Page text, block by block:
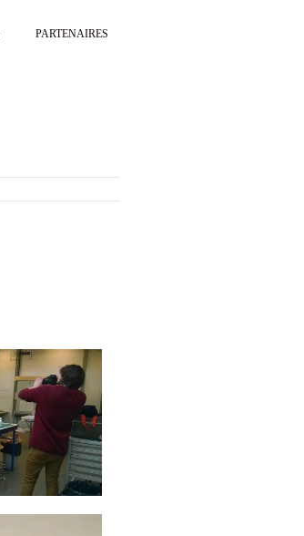
PARTENAIRES